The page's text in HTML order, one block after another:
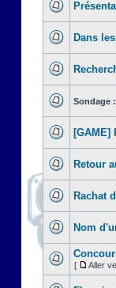
Dans
Sondage :
[GAME]
Retour
Rachat
Nom
[ Aller